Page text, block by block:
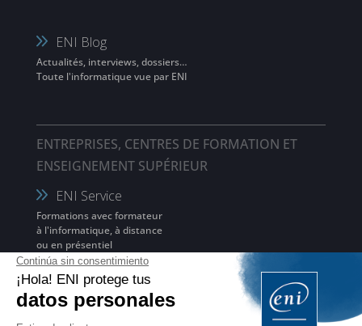
ENI Blog
Actualités, interviews, dossiers…
Toute l'informatique vue par ENI
ENTREPRISES, CENTRES DE FORMATION ET
ENSEIGNEMENT SUPÉRIEUR
ENI Service
Formations avec formateur
à l'informatique, à distance
ou en présentiel
Editions ENI PRO
Supports de cours